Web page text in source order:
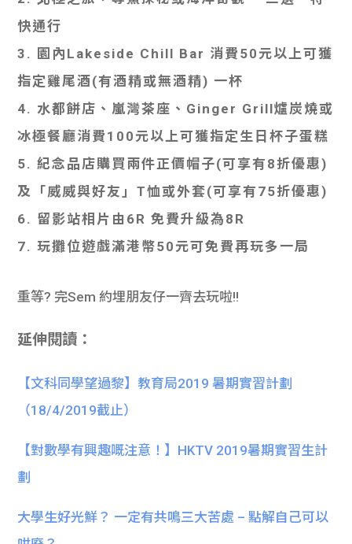
快通行
3. 園內Lakeside Chill Bar 消費50元以上可獲
指定雞尾酒(有酒精或無酒精) 一杯
4. 水都餅店、嵐灣茶座、Ginger Grill爐炭燒或
冰極餐廳消費100元以上可獲指定生日杯子蛋糕
5. 紀念品店購買兩件正價帽子(可享有8折優惠)
及「威威與好友」T恤或外套(可享有75折優惠)
6. 留影站相片由6R 免費升級為8R
7. 玩攤位遊戲滿港幣50元可免費再玩多一局
重等? 完Sem 約埋朋友仔一齊去玩啦!!
延伸閱讀：
【文科同學望過黎】教育局2019 暑期實習計劃
（18/4/2019截止）
【對數學有興趣嘅注意！】HKTV 2019暑期實習生計
劃
大學生好光鮮？ 一定有共鳴三大苦處 – 點解自己可以